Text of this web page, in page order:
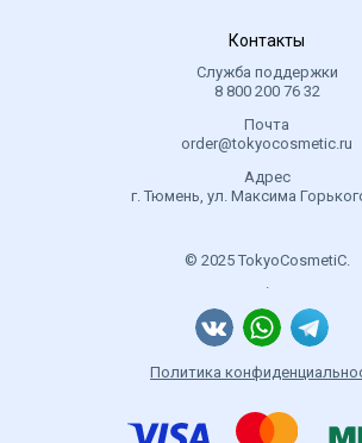
Контакты
Служба поддержки
8 800 200 76 32
Почта
order@tokyocosmetic.ru
Адрес
г. Тюмень, ул. Максима
© 2025 TokyoCosmetiC.
.
Политика